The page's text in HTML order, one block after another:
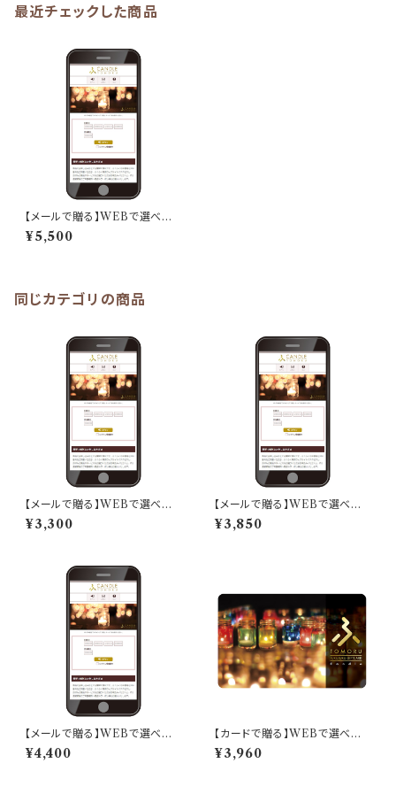
最近チェックした商品
【メールで贈る】WEBで選べる：
ふくふくキャンドルギフト「サファ
イヤコース」
¥5,500
同じカテゴリの商品
【メールで贈る】WEBで選べる：
ふくふくキャンドルギフト「アクア
マリンコース」
¥3,300
【メールで贈る】WEBで選べる：
ふくふくキャンドルギフト「エメラ
ルドコース」
¥3,850
【メールで贈る】WEBで選べる：
ふくふくキャンドルギフト「オパー
ルコース」
¥4,400
【カードで贈る】WEBで選べる：
ふくふくキャンドルギフト「アクア
マリンコース」
¥3,960